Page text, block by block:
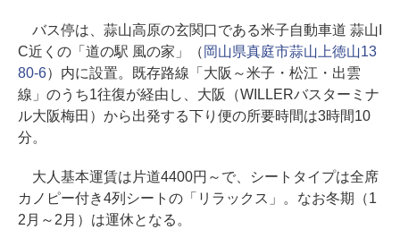
バス停は、蒜山高原の玄関口である米子自動車道 蒜山I
C近くの「道の駅 風の家」（ 岡山県真庭市蒜山上徳山13
80-6）内に設置。既存路線「大阪～米子・松江・出雲
線」のうち1往復が経由し、大阪（WILLERバスターミナ
ル大阪梅田）から出発する下り便の所要時間は3時間10
分。
大人基本運賃は片道4400円～で、シートタイプは全席
カノピー付き4列シートの「リラックス」。なお冬期（1
2月～2月）は運休となる。